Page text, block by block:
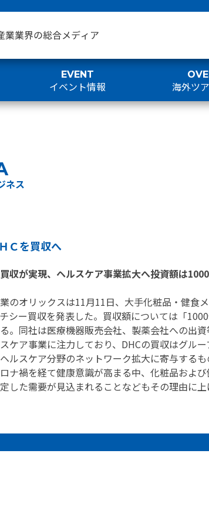
EVENT
イベント情報 海外ツ
ネス
Ｃを買収へ
収が実現、ヘルスケア事業拡大へ投資額は
のオリックスは11月11日、大手化粧品・健食
シー買収を発表した。買収額については「
。同社は医療機器販売会社、製薬会社への出
ケア事業に注力しており、DHCの買収はグルー
ルスケア分野のネットワーク拡大に寄与するも
ナ禍を経て健康意識が高まる中、化粧品および
した需要が見込まれることなどもその理由に